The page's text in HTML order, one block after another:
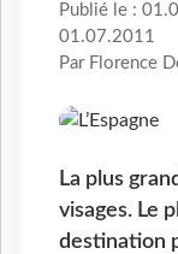
Publié le :
01.07.2011
Par Florence
La plus
visages. Le
destination